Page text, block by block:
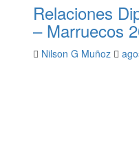
Relaciones
– Marruecos
Nilson G Muñoz